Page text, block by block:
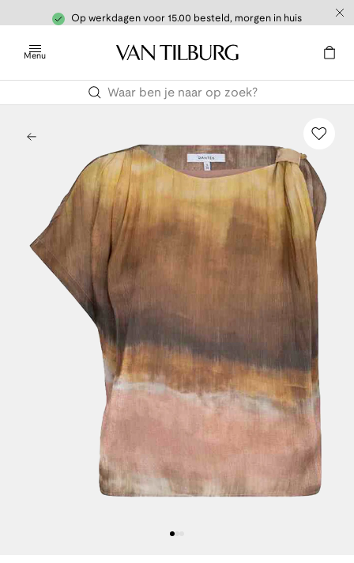
Op werkdagen voor 15.00 besteld, morgen in huis
Menu